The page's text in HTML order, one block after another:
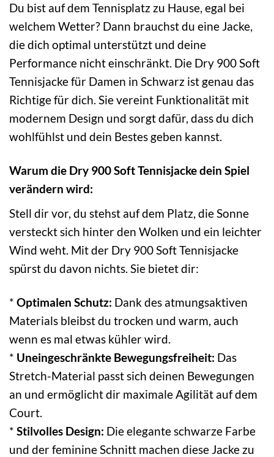
Du bist auf dem Tennisplatz zu Hause, egal bei
welchem Wetter? Dann brauchst du eine Jacke,
die dich optimal unterstützt und deine
Performance nicht einschränkt. Die Dry 900 Soft
Tennisjacke für Damen in Schwarz ist genau das
Richtige für dich. Sie vereint Funktionalität mit
modernem Design und sorgt dafür, dass du dich
wohlfühlst und dein Bestes geben kannst.
Warum die Dry 900 Soft Tennisjacke dein Spiel
verändern wird:
Stell dir vor, du stehst auf dem Platz, die Sonne
versteckt sich hinter den Wolken und ein leichter
Wind weht. Mit der Dry 900 Soft Tennisjacke
spürst du davon nichts. Sie bietet dir:
* Optimalen Schutz: Dank des atmungsaktiven
Materials bleibst du trocken und warm, auch
wenn es mal etwas kühler wird.
* Uneingeschränkte Bewegungsfreiheit: Das
Stretch-Material passt sich deinen Bewegungen
an und ermöglicht dir maximale Agilität auf dem
Court.
* Stilvolles Design: Die elegante schwarze Farbe
und der feminine Schnitt machen diese Jacke zu